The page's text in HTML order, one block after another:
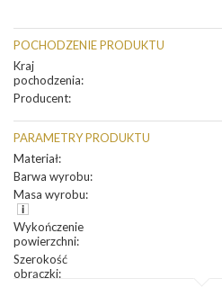
POCHODZENIE PRODUKTU
Kraj
pochodzenia:
Producent:
PARAMETRY PRODUKTU
Materiał:
Barwa wyrobu:
Masa wyrobu:
Wykończenie
powierzchni:
Szerokość
obrączki: